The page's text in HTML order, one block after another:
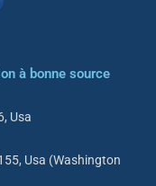
à bonne source
Usa
Usa (Washington